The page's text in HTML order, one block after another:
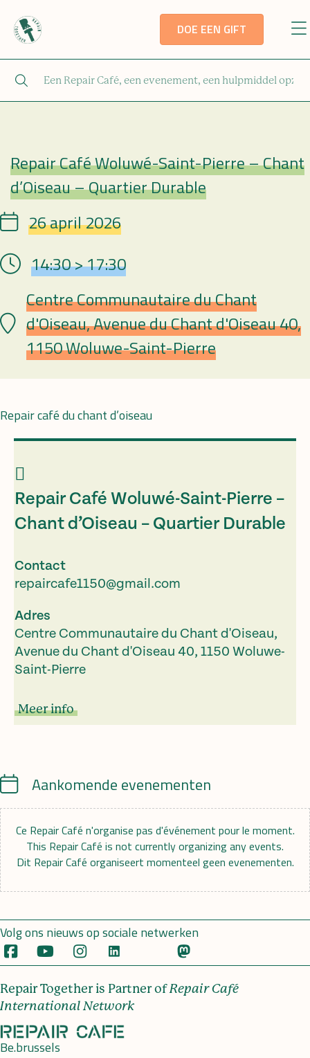
DOE EEN GIFT
Repair Café
Repair Café Woluwé-Saint-Pierre – Chant
d’Oiseau – Quartier Durable
Date 26 april 2026
Hour 14:30 > 17:30
Plaats
Centre Communautaire du Chant
d'Oiseau, Avenue du Chant d'Oiseau 40,
1150 Woluwe-Saint-Pierre
Repair café du chant d’oiseau
Repair Café Woluwé-Saint-Pierre –
Chant d’Oiseau – Quartier Durable
Contact
repaircafe1150@gmail.com
Adres
Centre Communautaire du Chant d'Oiseau,
Avenue du Chant d'Oiseau 40, 1150 Woluwe-
Saint-Pierre
Meer info
CalendarAankomende evenementen
Ce Repair Café n'organise pas d'événement pour le moment.
This Repair Café is not currently organizing any events.
Dit Repair Café organiseert momenteel geen evenementen.
Volg ons nieuws op sociale netwerken
Repair Together is Partner ofRepair Café
International Network
Be.brussels